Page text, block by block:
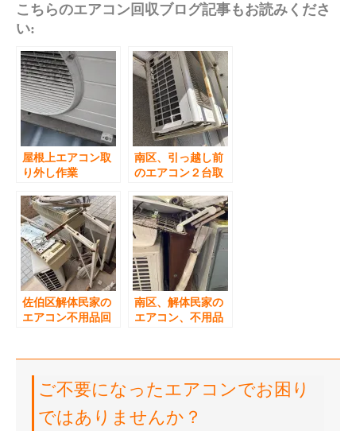
こちらのエアコン回収ブログ記事もお読みくださ
い:
屋根上エアコン取
り外し作業
南区、引っ越し前
のエアコン２台取
佐伯区解体民家の
エアコン不用品回
南区、解体民家の
エアコン、不用品
ご不要になったエアコンでお困り
ではありませんか？